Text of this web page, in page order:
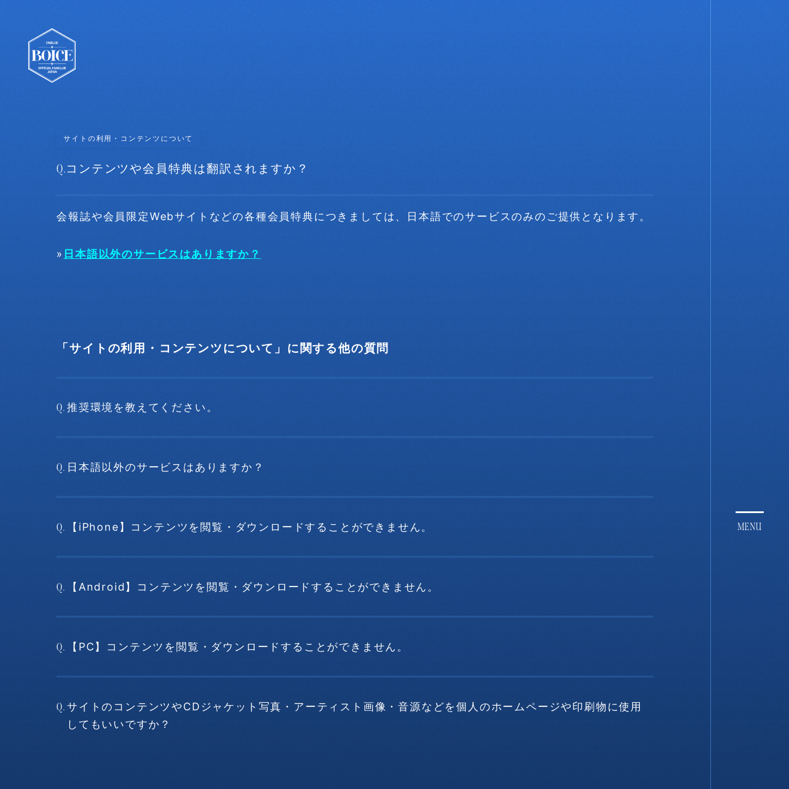
サイトの利用・コンテンツについて
Q.コンテンツや会員特典は翻訳されますか？
会報誌や会員限定Webサイトなどの各種会員特典につきましては、日本語でのサービスのみのご提供となります。
» 日本語以外のサービスはありますか？
「サイトの利用・コンテンツについて」に関する他の質問
Q.推奨環境を教えてください。
Q. 日本語以外のサービスはありますか？
Q. 【iPhone】コンテンツを閲覧・ダウンロードすることができません。
Q. 【Android】コンテンツを閲覧・ダウンロードすることができません。
Q. 【PC】コンテンツを閲覧・ダウンロードすることができません。
Q.サイトのコンテンツやCDジャケット写真・アーティスト画像・音源などを個人のホームページや印刷物に使用
してもいいですか？